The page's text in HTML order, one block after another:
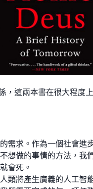
，這兩本書在很大程度
需求。作為一個社會進
想做的事情的方法，我
會死。
類將產生廣義的人工智